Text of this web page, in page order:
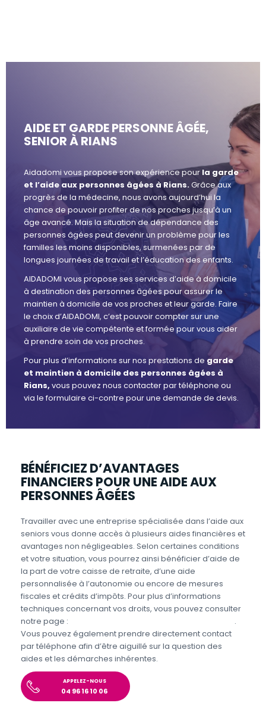
AIDE ET GARDE PERSONNE ÂGÉE,
SENIOR À RIANS
Aidadomi vous propose son expérience pour la garde
et l’aide aux personnes âgées à Rians.Grâce aux
progrès de la médecine, nous avons aujourd’hui la
chance de pouvoir profiter de nos proches jusqu’à un
âge avancé. Mais la situation de dépendance des
personnes âgées peut devenir un problème pour les
familles les moins disponibles, surmenées par de
longues journées de travail et l’éducation des enfants.
AIDADOMI vous propose ses services d’aide à domicile
à destination des personnes âgées pour assurer le
maintien à domicile de vos proches et leur garde. Faire
le choix d’AIDADOMI, c’est pouvoir compter sur une
auxiliaire de vie compétente et formée pour vous aider
à prendre soin de vos proches.
Pour plus d’informations sur nos prestations de garde
et maintien à domicile des personnes âgées à
Rians, vous pouvez nous contacter par téléphone ou
via le formulaire ci-contre pour une demande de devis.
BÉNÉFICIEZ D’AVANTAGES
FINANCIERS POUR UNE AIDE AUX
PERSONNES ÂGÉES
Travailler avec une entreprise spécialisée dans l’aide aux
seniors vous donne accès à plusieurs aides financières et
avantages non négligeables. Selon certaines conditions
et votre situation, vous pourrez ainsi bénéficier d’aide de
la part de votre caisse de retraite, d’une aide
personnalisée à l’autonomie ou encore de mesures
fiscales et crédits d’impôts. Pour plus d’informations
techniques concernant vos droits, vous pouvez consulter
notre page :
.
Vous pouvez également prendre directement contact
par téléphone afin d’être aiguillé sur la question des
aides et les démarches inhérentes.
APPELEZ-NOUS
04 96 16 10 06